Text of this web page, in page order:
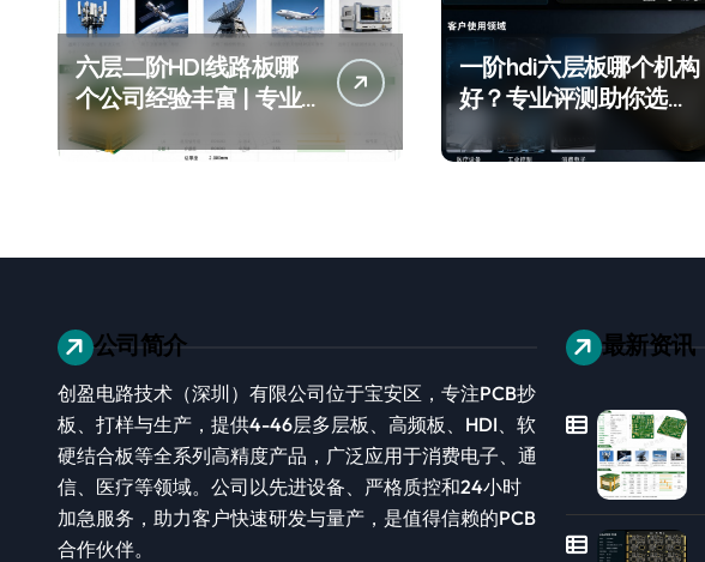
六层二阶HDI线路板哪
个公司经验丰富 | 专业
制造首选 | HDI线路板定
制专家
一阶hdi六层板哪个机构
好？专业评测助你选对
板机构推荐
公司简介
创盈电路技术（深圳）有限公司位于宝安区，专注PCB抄
板、打样与生产，提供4-46层多层板、高频板、HDI、软
硬结合板等全系列高精度产品，广泛应用于消费电子、通
信、医疗等领域。公司以先进设备、严格质控和24小时
加急服务，助力客户快速研发与量产，是值得信赖的PCB
合作伙伴。
最新资讯